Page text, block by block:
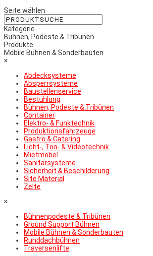
Seite wählen
Kategorie
Bühnen, Podeste & Tribünen
Produkte
Mobile Bühnen & Sonderbauten
×
Abdecksysteme
Absperrsysteme
Baustellenservice
Bestuhlung
Bühnen, Podeste & Tribünen
Container
Elektro- & Funktechnik
Produktionsfahrzeuge
Gastro & Catering
Licht-, Ton- & Videotechnik
Mietmöbel
Sanitärsysteme
Sicherheit & Beschilderung
Site Material
Zelte
×
Bühnenpodeste & Tribünen
Ground Support Bühnen
Mobile Bühnen & Sonderbauten
Runddachbühnen
Traversenlifte